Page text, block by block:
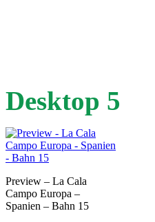
Desktop 5
Preview – La Cala
Campo Europa –
Spanien – Bahn 15